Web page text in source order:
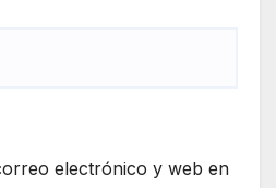
electrónico y web en